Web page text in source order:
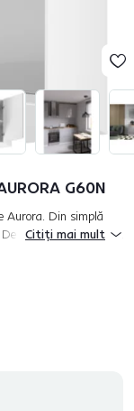
G60N
Aurora. Din simplă
mobila de bucătărie
Citiți mai mult